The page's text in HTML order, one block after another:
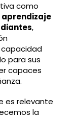
como
aprendizaje
,
para sus
capaces
es relevante
la